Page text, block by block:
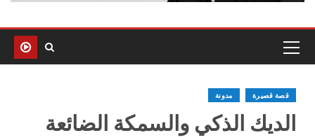
قصة قصيرة مدونة
الديك الذكي والسمكة الضائعة